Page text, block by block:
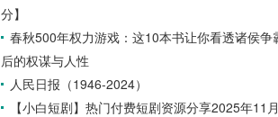
分】
春秋500年权力游戏：这10本书让你看透诸侯争
后的权谋与人性
人民日报（1946-2024）
【小白短剧】热门付费短剧资源分享2025年11